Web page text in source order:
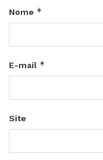
Nome *
E-mail *
Site